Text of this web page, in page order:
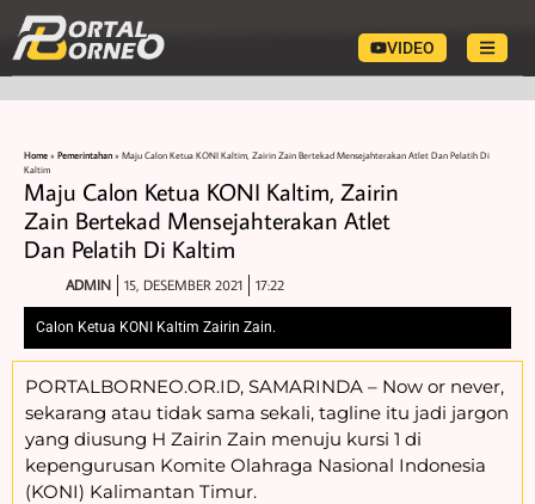
VIDEO
Home » Pemerintahan » Maju Calon Ketua KONI Kaltim, Zairin Zain Bertekad Mensejahterakan Atlet Dan Pelatih Di
Kaltim
Maju Calon Ketua KONI Kaltim, Zairin
Zain Bertekad Mensejahterakan Atlet
Dan Pelatih Di Kaltim
ADMIN 15, DESEMBER 2021 17:22
Calon Ketua KONI Kaltim Zairin Zain.
PORTALBORNEO.OR.ID, SAMARINDA – Now or never,
sekarang atau tidak sama sekali, tagline itu jadi jargon
yang diusung H Zairin Zain menuju kursi 1 di
kepengurusan Komite Olahraga Nasional Indonesia
(KONI) Kalimantan Timur.